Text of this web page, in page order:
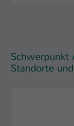
Schwerpunkt
Standorte